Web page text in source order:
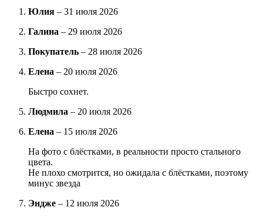
Юлия – 31 июля 2026
Галина – 29 июля 2026
Покупатель – 28 июля 2026
Елена – 20 июля 2026
Быстро сохнет.
Людмила – 20 июля 2026
Елена – 15 июля 2026
На фото с блёстками, в реальности просто стального
цвета.
Не плохо смотрится, но ожидала с блёстками, поэтому
минус звезда
Эндже – 12 июля 2026